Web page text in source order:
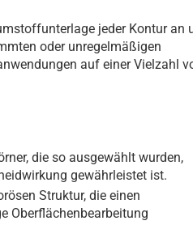
jeder Kontur an
oder unregelmäßigen
auf einer Vielzahl
die so ausgewählt wurden,
gewährleistet ist.
Struktur, die einen
Oberflächenbearbeitung